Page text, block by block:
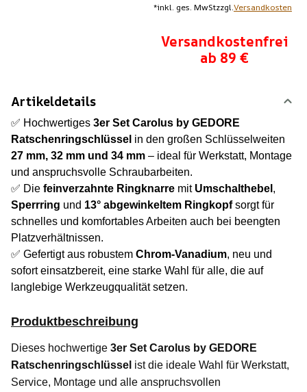
*inkl. ges. MwStzzgl.Versandkosten
Versandkostenfrei
ab 89 €
Artikeldetails
✅ Hochwertiges 3er Set Carolus by GEDORE
Ratschenringschlüssel in den großen Schlüsselweiten
27 mm, 32 mm und 34 mm – ideal für Werkstatt, Montage
und anspruchsvolle Schraubarbeiten.
✅ Die feinverzahnte Ringknarre mit Umschalthebel ,
Sperrring und 13° abgewinkeltem Ringkopfsorgt für
schnelles und komfortables Arbeiten auch bei beengten
Platzverhältnissen.
✅ Gefertigt aus robustem Chrom-Vanadium, neu und
sofort einsatzbereit, eine starke Wahl für alle, die auf
langlebige Werkzeugqualität setzen.
Produktbeschreibung
Dieses hochwertige 3er Set Carolus by GEDORE
Ratschenringschlüssel ist die ideale Wahl für Werkstatt,
Service, Montage und alle anspruchsvollen